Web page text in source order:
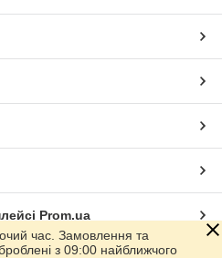
Prom.ua
час. Замовлення та
з 09:00 найближчого